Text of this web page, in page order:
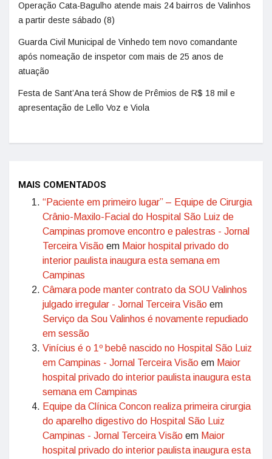
Operação Cata-Bagulho atende mais 24 bairros de Valinhos
a partir deste sábado (8)
Guarda Civil Municipal de Vinhedo tem novo comandante
após nomeação de inspetor com mais de 25 anos de
atuação
Festa de Sant’Ana terá Show de Prêmios de R$ 18 mil e
apresentação de Lello Voz e Viola
MAIS COMENTADOS
“Paciente em primeiro lugar” – Equipe de Cirurgia
Crânio-Maxilo-Facial do Hospital São Luiz de
Campinas promove encontro e palestras - Jornal
Terceira Visão em Maior hospital privado do
interior paulista inaugura esta semana em
Campinas
Câmara pode manter contrato da SOU Valinhos
julgado irregular - Jornal Terceira Visão em
Serviço da Sou Valinhos é novamente repudiado
em sessão
Vinícius é o 1º bebê nascido no Hospital São Luiz
em Campinas - Jornal Terceira Visão em Maior
hospital privado do interior paulista inaugura esta
semana em Campinas
Equipe da Clínica Concon realiza primeira cirurgia
do aparelho digestivo do Hospital São Luiz
Campinas - Jornal Terceira Visão em Maior
hospital privado do interior paulista inaugura esta